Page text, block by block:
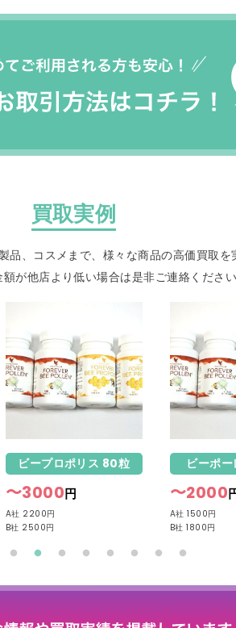
買取実例
品、
コスメまで、様々な商品の高価買取を
が他店より低い場合は是非ご連絡ください
ビープロポリス 80粒
〜3000円
A社 2200円
B社 2500円
ビーポ
〜2000
A社 1500円
B社 1800円